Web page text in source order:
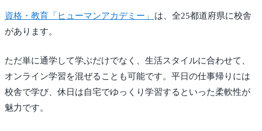
資格・教育「ヒューマンアカデミー」
は、全25都道府県に校舎
があります。
ただ単に通学して学ぶだけでなく、生活スタイルに合わせて、
オンライン学習を混ぜることも可能です。平日の仕事帰りには
校舎で学び、休日は自宅でゆっくり学習するといった柔軟性が
魅力です。